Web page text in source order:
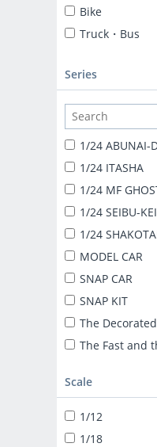
Bike
Truck・Bus
Series
1/24 ABUNAI-
1/24 ITASHA
1/24 MF
1/24 SEIBU-
1/24
MODEL CAR
SNAP CAR
SNAP KIT
The
The Fast and
TUNED CAR
SNAP KIT
SUPER CAR
Scale
1/12
1/18